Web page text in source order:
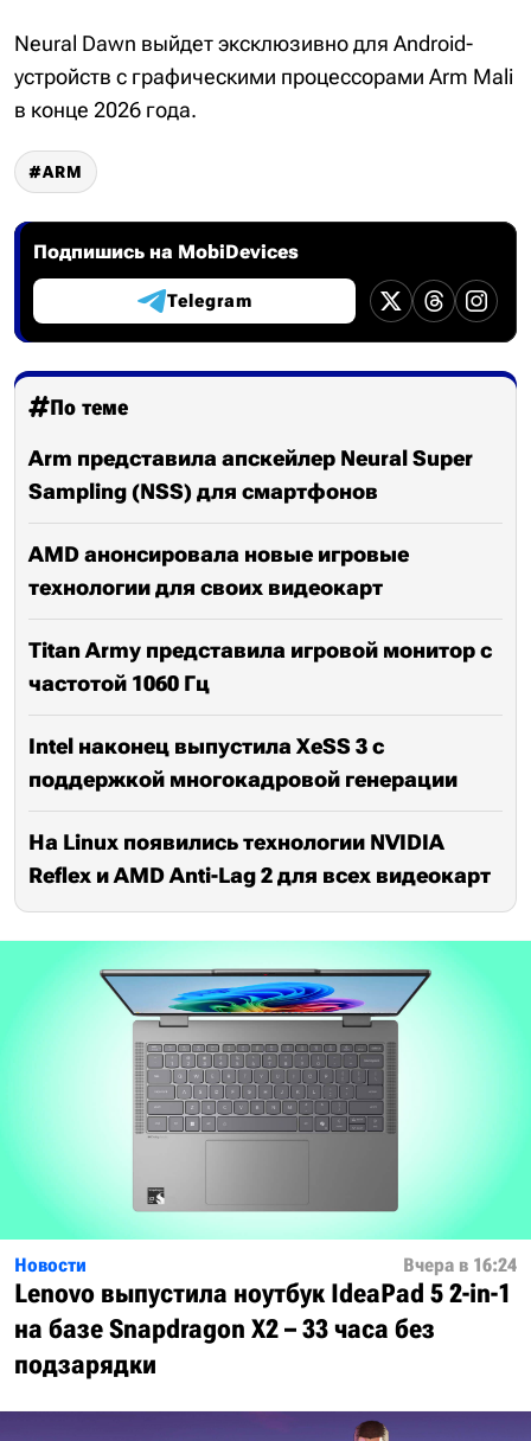
Neural Dawn выйдет эксклюзивно для Android-
устройств с графическими процессорами Arm Mali
в конце 2026 года.
ARM
Подпишись на MobiDevices
Telegram
По теме
Arm представила апскейлер Neural Super
Sampling (NSS) для смартфонов
AMD анонсировала новые игровые
технологии для своих видеокарт
Titan Army представила игровой монитор с
частотой 1060 Гц
Intel наконец выпустила XeSS 3 с
поддержкой многокадровой генерации
На Linux появились технологии NVIDIA
Reflex и AMD Anti-Lag 2 для всех видеокарт
Новости Вчера в 16:24
Lenovo выпустила ноутбук IdeaPad 5 2-in-1
на базе Snapdragon X2 – 33 часа без
подзарядки